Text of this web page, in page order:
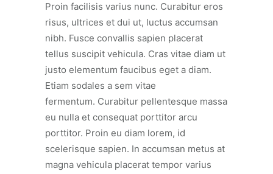
Proin facilisis varius nunc. Curabitur eros
risus, ultrices et dui ut, luctus accumsan
nibh. Fusce convallis sapien placerat
tellus suscipit vehicula. Cras vitae diam ut
justo elementum faucibus eget a diam.
Etiam sodales a sem vitae
fermentum. Curabitur pellentesque massa
eu nulla et consequat porttitor arcu
porttitor. Proin eu diam lorem, id
scelerisque sapien. In accumsan metus at
magna vehicula placerat tempor varius